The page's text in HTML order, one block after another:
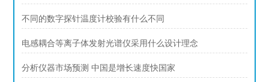
不同的数字探针温度计校验有什么不同
电感耦合等离子体发射光谱仪采用什么设计理念
分析仪器市场预测 中国是增长速度快国家